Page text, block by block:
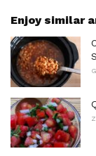
Enjoy similar